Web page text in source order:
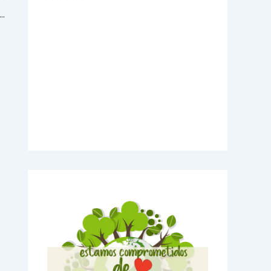
Información esencial para cotizar tu proyecto en litografía